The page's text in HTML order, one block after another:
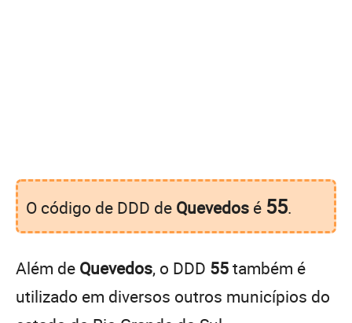
O código de DDD de Quevedos é 55.
Além de Quevedos, o DDD 55também é
utilizado em diversos outros municípios do